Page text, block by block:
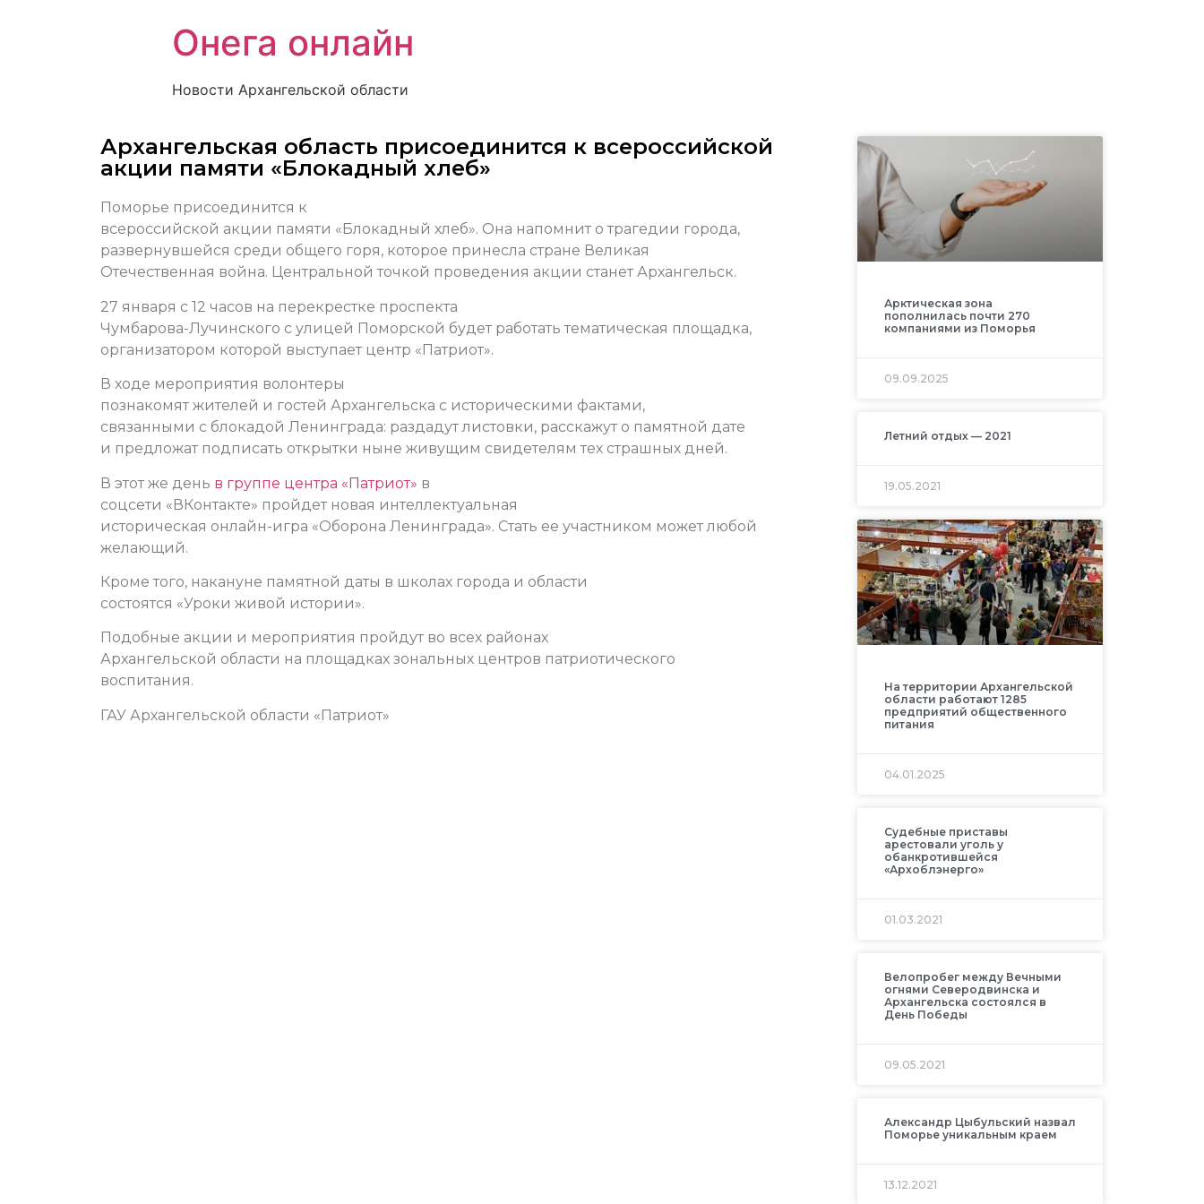
Онега онлайн
Новости Архангельской области
Архангельская область присоединится к всероссийской
акции памяти «Блокадный хлеб»
Поморье присоединится к
всероссийской акции памяти «Блокадный хлеб». Она напомнит о трагедии города,
развернувшейся среди общего горя, которое принесла стране Великая
Отечественная война. Центральной точкой проведения акции станет Архангельск.
27 января с 12 часов на перекрестке проспекта
Чумбарова-Лучинского с улицей Поморской будет работать тематическая площадка,
организатором которой выступает центр «Патриот».
В ходе мероприятия волонтеры
познакомят жителей и гостей Архангельска с историческими фактами,
связанными с блокадой Ленинграда: раздадут листовки, расскажут о памятной дате
и предложат подписать открытки ныне живущим свидетелям тех страшных дней.
В этот же день в группе центра «Патриот» в
соцсети «ВКонтакте» пройдет новая интеллектуальная
историческая онлайн-игра «Оборона Ленинграда». Стать ее участником может любой
желающий.
Кроме того, накануне памятной даты в школах города и области
состоятся «Уроки живой истории».
Подобные акции и мероприятия пройдут во всех районах
Архангельской области на площадках зональных центров патриотического
воспитания.
ГАУ Архангельской области «Патриот»
Арктическая зона
пополнилась почти 270
компаниями из Поморья
09.09.2025
Летний отдых — 2021
19.05.2021
На территории Архангельской
области работают 1285
предприятий общественного
питания
04.01.2025
Судебные приставы
арестовали уголь у
обанкротившейся
«Архоблэнерго»
01.03.2021
Велопробег между Вечными
огнями Северодвинска и
Архангельска состоялся в
День Победы
09.05.2021
Александр Цыбульский назвал
Поморье уникальным краем
13.12.2021